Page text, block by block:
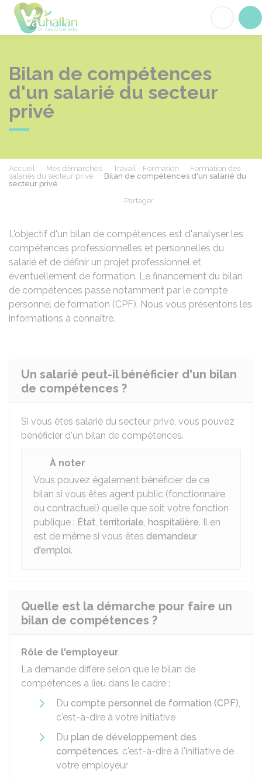
Bilan de compétences
d'un salarié du secteur
privé
Accueil Mes démarches Travail - Formation
Formation des
salariés du secteur privé
Bilan de compétences d'un salarié du
secteur privé
Partager
L'objectif d'un bilan de compétences est d'analyser les
compétences professionnelles et personnelles du
salarié et de définir un projet professionnel et
éventuellement de formation. Le financement du bilan
de compétences passe notamment par le compte
personnel de formation (CPF). Nous vous présentons les
informations à connaître.
Un salarié peut-il bénéficier d'un bilan
de compétences ?
Si vous êtes salarié du secteur privé, vous pouvez
bénéficier d'un bilan de compétences.
À noter
Vous pouvez également bénéficier de ce
bilan si vous êtes agent public (fonctionnaire
ou contractuel) quelle que soit votre fonction
publique : État, territoriale, hospitalière. Il en
est de même si vous êtes demandeur
d'emploi.
Quelle est la démarche pour faire un
bilan de compétences ?
Rôle de l'employeur
La demande diffère selon que le bilan de
compétences a lieu dans le cadre :
Du compte personnel de formation (CPF),
c'est-à-dire à votre initiative
Du plan de développement des
compétences, c'est-à-dire à l'initiative de
votre employeur